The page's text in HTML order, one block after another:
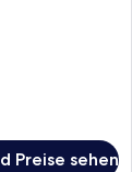
Preise sehen